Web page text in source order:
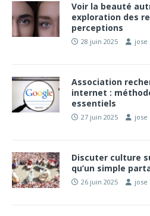
Voir la beauté
exploration des
perceptions
28 juin 2025 jose
Association
internet :
essentiels
27 juin 2025 jose
Discuter culture
qu’un simple
26 juin 2025 jose